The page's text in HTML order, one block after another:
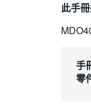
此手
手
零